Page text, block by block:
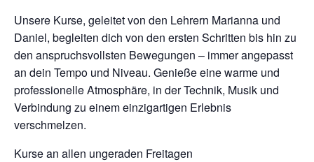
Unsere Kurse, geleitet von den Lehrern Marianna und
Daniel, begleiten dich von den ersten Schritten bis hin zu
den anspruchsvollsten Bewegungen – immer angepasst
an dein Tempo und Niveau. Genieße eine warme und
professionelle Atmosphäre, in der Technik, Musik und
Verbindung zu einem einzigartigen Erlebnis
verschmelzen.
Kurse an allen ungeraden Freitagen